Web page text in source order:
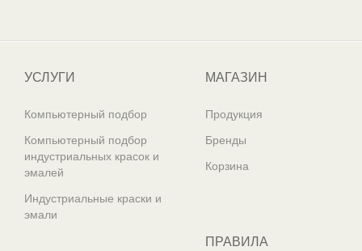
УСЛУГИ
Компьютерный подбор
Компьютерный подбор
индустриальных красок и
эмалей
Индустриальные краски и
эмали
МАГАЗИН
Продукция
Бренды
Корзина
ПРАВИЛА